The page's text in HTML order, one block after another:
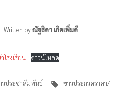
Written byณัฐธิดา เกิดเพิ่มดี
โรงเรียน ดาวน์โหลด
วประชาสัมพันธ์
ข่าวประกวดราคา/